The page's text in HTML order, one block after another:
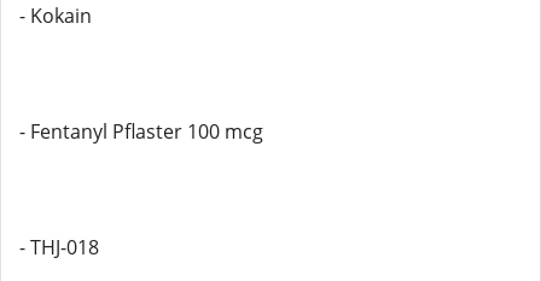
- Kokain
- Fentanyl Pflaster 100 mcg
- THJ-018